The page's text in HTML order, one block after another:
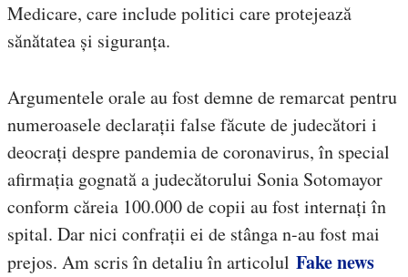
Medicare, care include politici care protejează
sănătatea și siguranța.
Argumentele orale au fost demne de remarcat pentru
numeroasele declarații false făcute de judecători i
deocrați despre pandemia de coronavirus, în special
afirmația gognată a judecătorului Sonia Sotomayor
conform căreia 100.000 de copii au fost internați în
spital. Dar nici confrații ei de stânga n-au fost mai
prejos. Am scris în detaliu în articolul Fake news